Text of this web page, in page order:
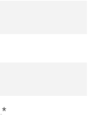
*